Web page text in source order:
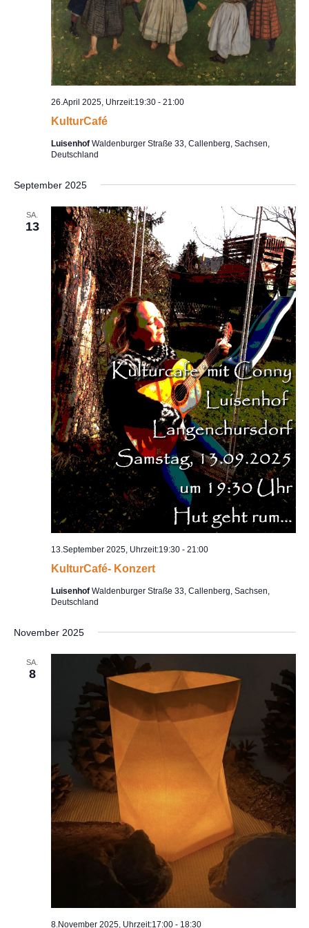
KulturCafé
26.April 2025, Uhrzeit:19:30- 21:00
Luisenhof Waldenburger Straße 33, Callenberg, Sachsen,
Deutschland
September 2025
SA.
13
KulturCafé- Konzert
13.September 2025, Uhrzeit:19:30- 21:00
Luisenhof Waldenburger Straße 33, Callenberg, Sachsen,
Deutschland
November 2025
SA.
8
8.November 2025, Uhrzeit:17:00- 18:30